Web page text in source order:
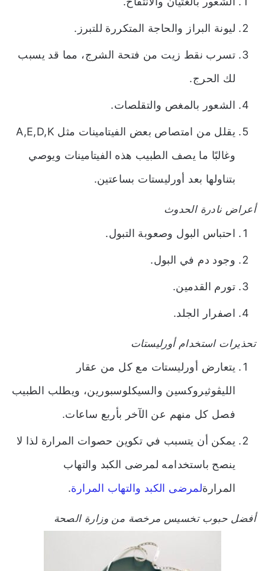
ليونة البراز والحاجة المتكررة للتبرز.
تسرب نقط زيت من فتحة الشرج، مما قد يسبب
لك الحرج.
الشعور بالمغص والتقلصات.
يقلل من امتصاص بعض الفيتامينات مثل A,E,D,K
وغالبًا ما يصف الطبيب هذه الفيتامينات ويوصي
بتناولها بعد أورليستات بساعتين.
أعراض نادرة الحدوث
احتباس البول وصعوبة التبول.
وجود دم في البول.
تورم القدمين.
اصفرار الجلد.
تحذيرات استخدام أورليستات
يتعارض أورليستات مع كل من عقار
الليڤوثيروكسين والسيكلوسبورين، ويطلب الطبيب
فصل كل منهم عن الآخر بأربع ساعات.
يمكن أن يتسبب في تكوين حصوات المرارة لذا لا
ينصح باستخدامه لمرضى الكبد والتهاب
المرارةلمرضى الكبد والتهاب المرارة.
أفضل حبوب تخسيس مرخصة من وزارة الصحة